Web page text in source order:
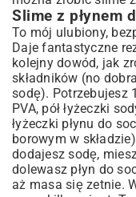
Slime z płynem
To mój ulubiony,
Daje fantastyczne
kolejny dowód, jak
składników (no
sodę). Potrzebujesz
PVA, pół łyżeczki
łyżeczki płynu do
borowym w
dodajesz sodę,
dolewasz płyn do
aż masa się zetnie.